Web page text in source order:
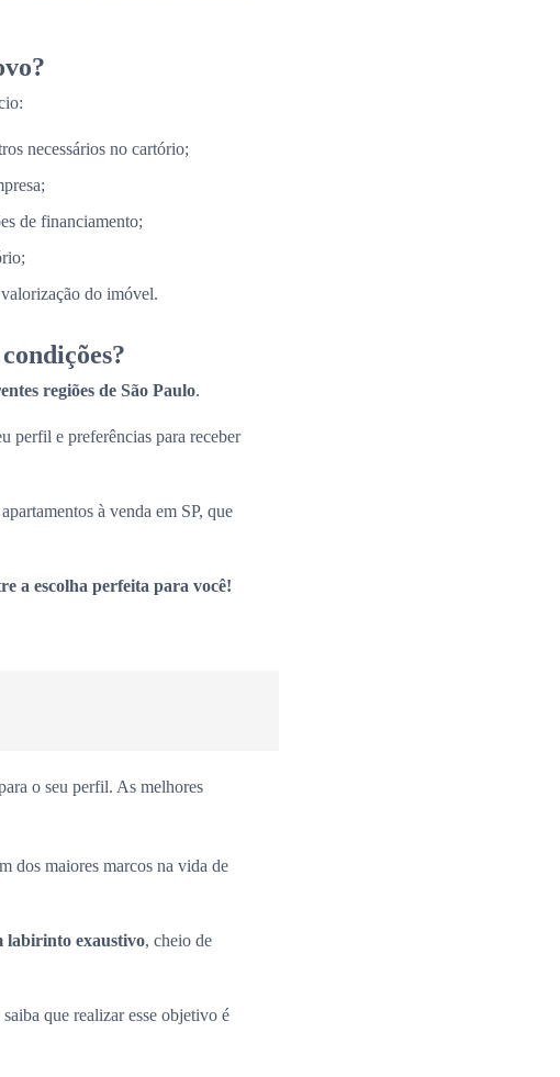
necessários no cartório;
de financiamento;
do imóvel.
regiões de São Paulo.
perfil e preferências para receber
à venda em SP, que
a escolha perfeita para você!
o seu perfil. As melhores
dos maiores marcos na vida de
labirinto exaustivo, cheio de
saiba que realizar esse objetivo é